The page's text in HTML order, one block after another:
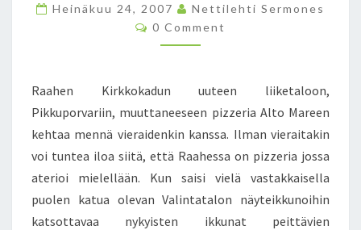
R
E
N
L
A
S
I
K
Ä
Heinäkuu 24, 2007
Nettilehti Sermones
C
O
N
T
S
0 Comment
Raahen Kirkkokadun uuteen liiketaloon,
Pikkuporvariin, muuttaneeseen pizzeria Alto Mareen
kehtaa mennä vieraidenkin kanssa. Ilman vieraitakin
voi tuntea iloa siitä, että Raahessa on pizzeria jossa
aterioi mielellään. Kun saisi vielä vastakkaisella
puolen katua olevan Valintatalon näyteikkunoihin
katsottavaa nykyisten ikkunat peittävien